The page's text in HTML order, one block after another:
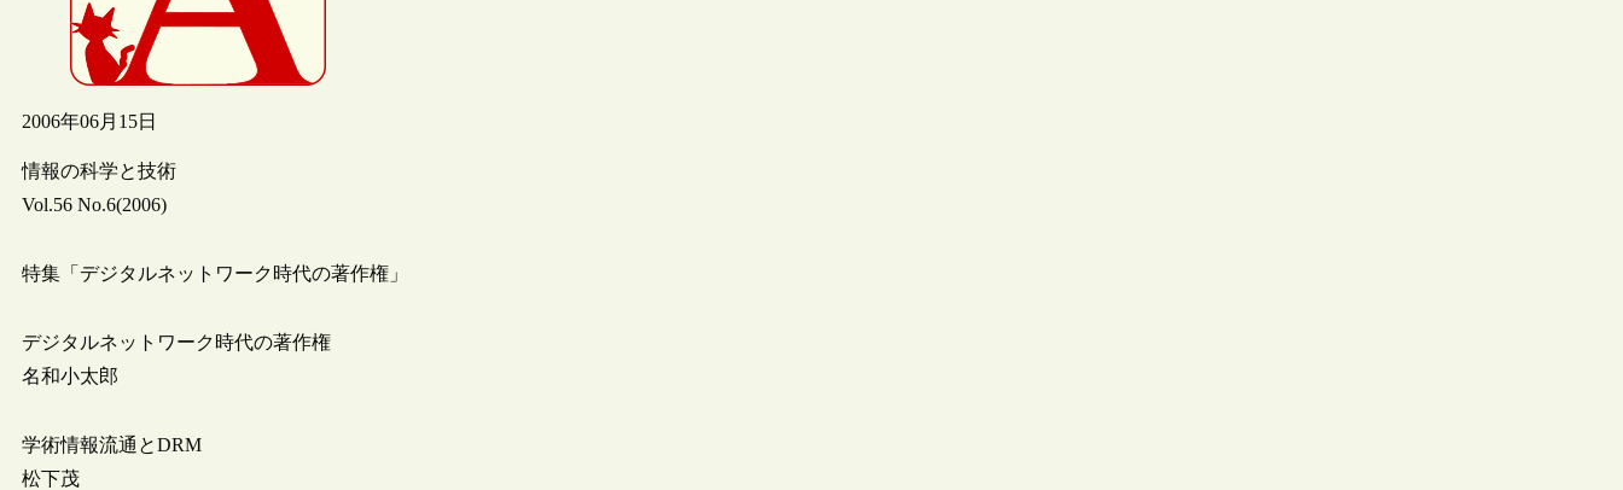
2006年06月15日
情報の科学と技術
Vol.56 No.6(2006)
特集「デジタルネットワーク時代の著作権」
デジタルネットワーク時代の著作権
名和小太郎
学術情報流通とDRM
松下茂